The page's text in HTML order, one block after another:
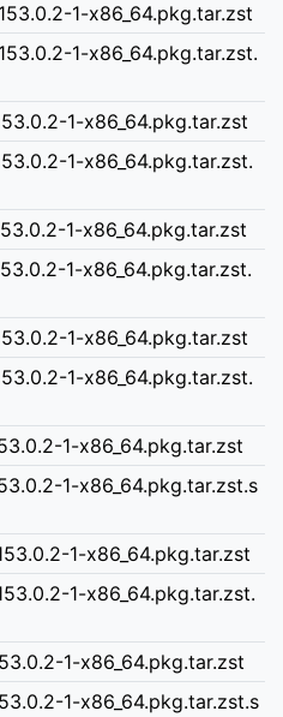
1-x86_64.pkg.tar.zst
1-x86_64.pkg.tar.zst.
1-x86_64.pkg.tar.zst
1-x86_64.pkg.tar.zst.
1-x86_64.pkg.tar.zst
1-x86_64.pkg.tar.zst.
1-x86_64.pkg.tar.zst
1-x86_64.pkg.tar.zst.
1-x86_64.pkg.tar.zst
1-x86_64.pkg.tar.zst.s
1-x86_64.pkg.tar.zst
1-x86_64.pkg.tar.zst.
1-x86_64.pkg.tar.zst
1-x86_64.pkg.tar.zst.s